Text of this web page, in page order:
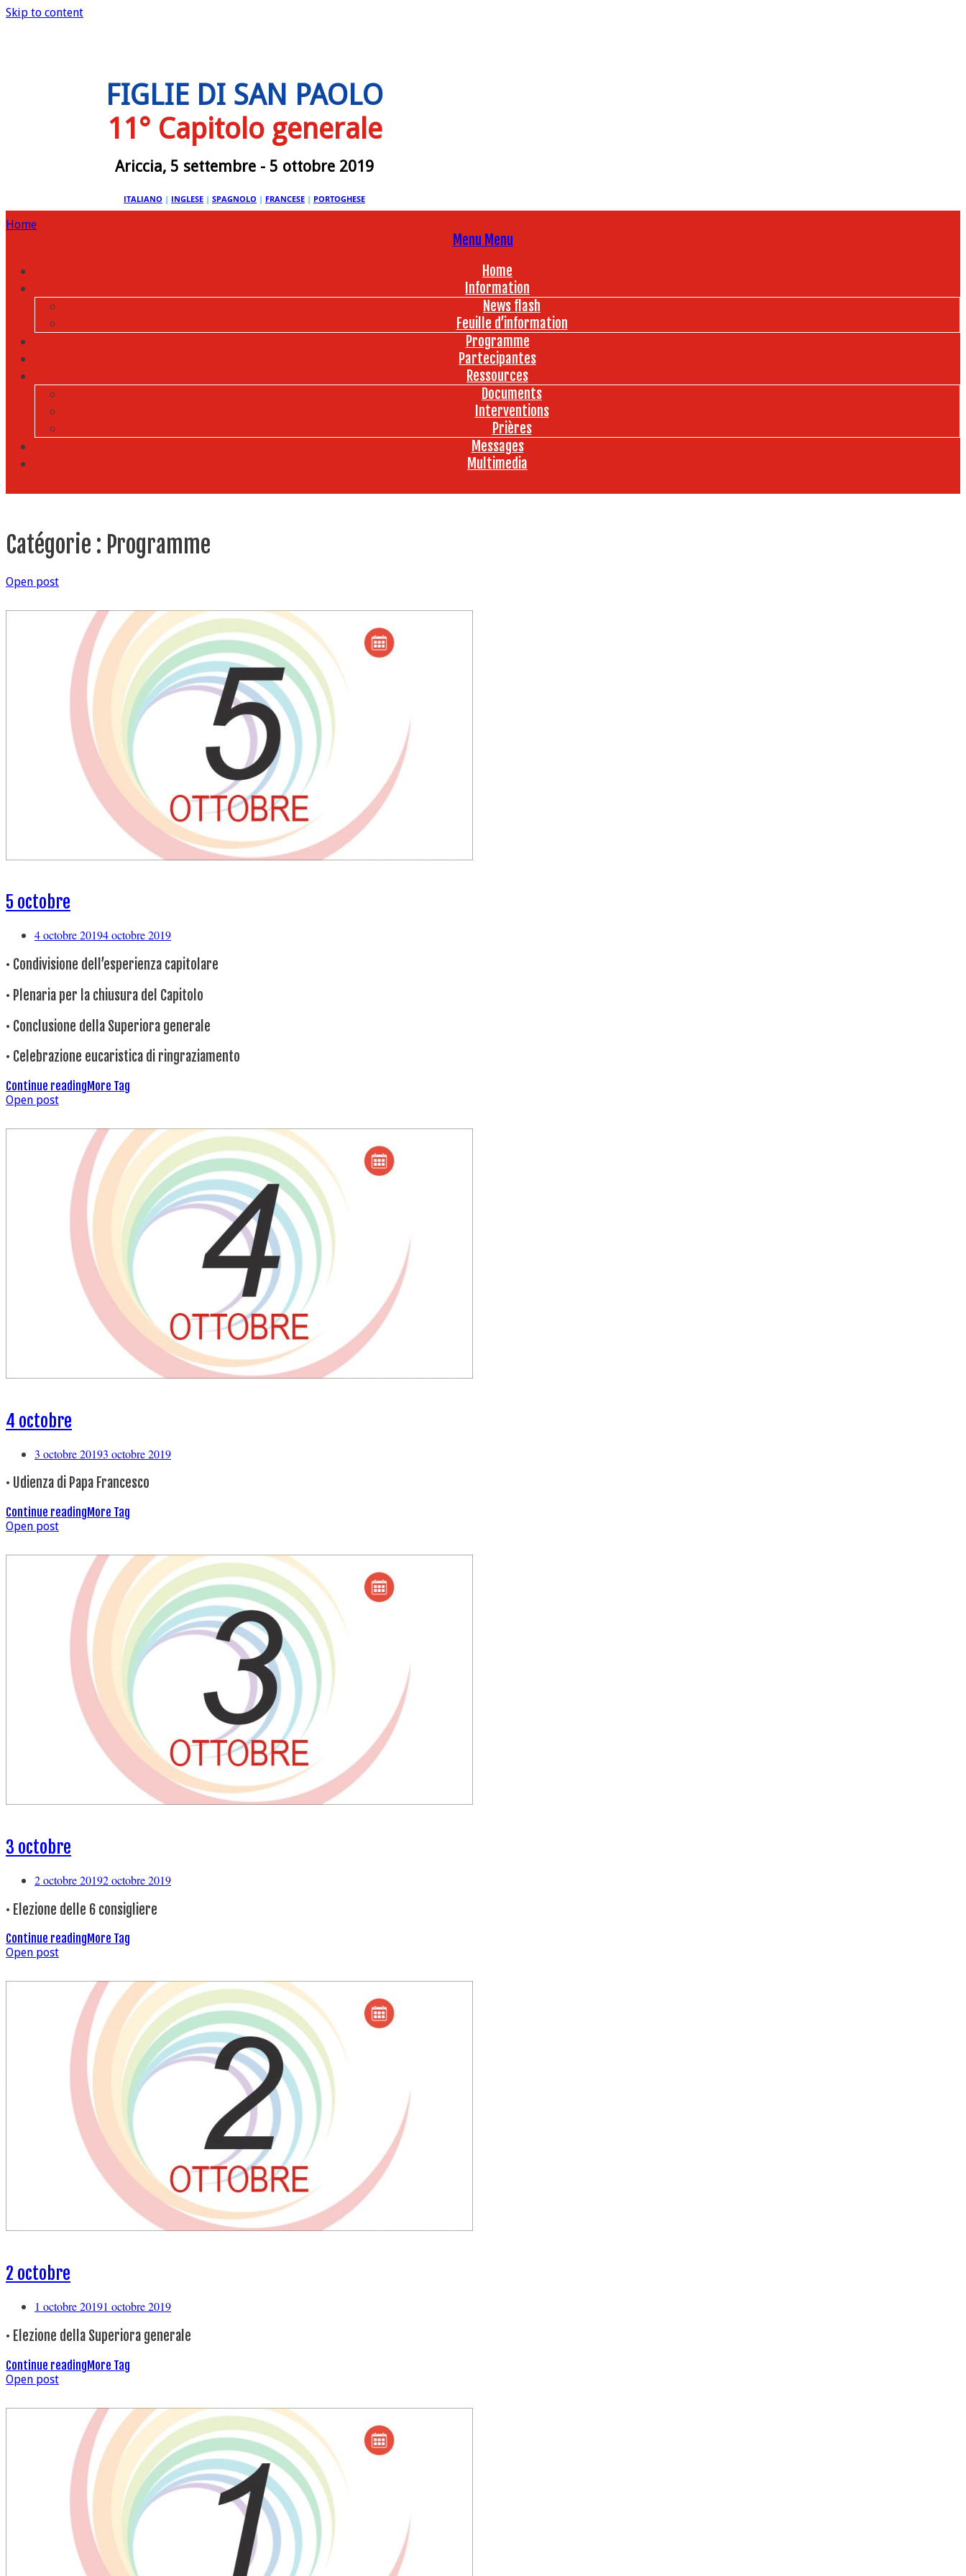
Skip to content
FIGLIE DI SAN PAOLO
11° Capitolo generale
Ariccia, 5 settembre - 5 ottobre 2019
ITALIANO | INGLESE | SPAGNOLO | FRANCESE | PORTOGHESE
Home
Menu Menu
Home
Information
News flash
Feuille d’information
Programme
Partecipantes
Ressources
Documents
Interventions
Prières
Messages
Multimedia
Catégorie : Programme
Open post
5 octobre
4 octobre 20194 octobre 2019
• Condivisione dell’esperienza capitolare
• Plenaria per la chiusura del Capitolo
• Conclusione della Superiora generale
• Celebrazione eucaristica di ringraziamento
Continue readingMore Tag
Open post
4 octobre
3 octobre 20193 octobre 2019
• Udienza di Papa Francesco
Continue reading More Tag
Open post
3 octobre
2 octobre 20192 octobre 2019
• Elezione delle 6 consigliere
Continue reading More Tag
Open post
2 octobre
1 octobre 20191 octobre 2019
• Elezione della Superiora generale
Continue readingMore Tag
Open post